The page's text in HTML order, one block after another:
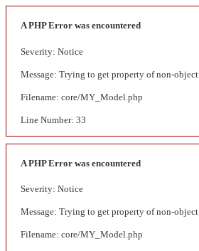
A PHP Error was encountered
Severity: Notice
Message: Trying to get property of non-object
Filename: core/MY_Model.php
Line Number: 33
A PHP Error was encountered
Severity: Notice
Message: Trying to get property of non-object
Filename: core/MY_Model.php